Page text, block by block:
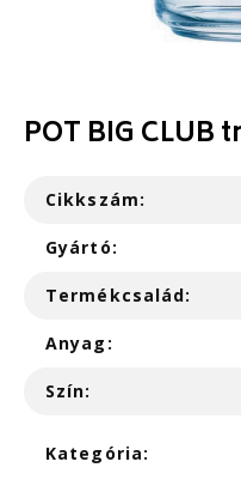
POT BIG CLUB
Cikkszám:
Gyártó:
Termékcsalád:
Anyag:
Szín:
Kategória: